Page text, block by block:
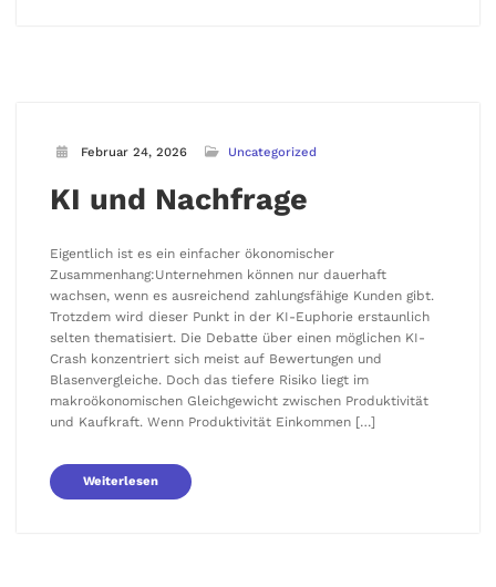
Februar 24, 2026 Uncategorized
KI und Nachfrage
Eigentlich ist es ein einfacher ökonomischer
Zusammenhang:Unternehmen können nur dauerhaft
wachsen, wenn es ausreichend zahlungsfähige Kunden gibt.
Trotzdem wird dieser Punkt in der KI-Euphorie erstaunlich
selten thematisiert. Die Debatte über einen möglichen KI-
Crash konzentriert sich meist auf Bewertungen und
Blasenvergleiche. Doch das tiefere Risiko liegt im
makroökonomischen Gleichgewicht zwischen Produktivität
und Kaufkraft. Wenn Produktivität Einkommen […]
Weiterlesen